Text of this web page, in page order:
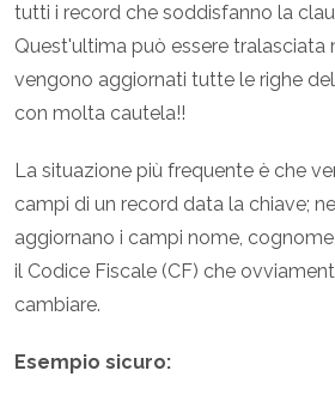
tutti i record che soddisfanno la
Quest'ultima può essere tralasciata
vengono aggiornati tutte le righe
con molta cautela!!
La situazione più frequente è che
campi di un record data la chiave;
aggiornano i campi nome,
il Codice Fiscale (CF) che
cambiare.
Esempio sicuro: